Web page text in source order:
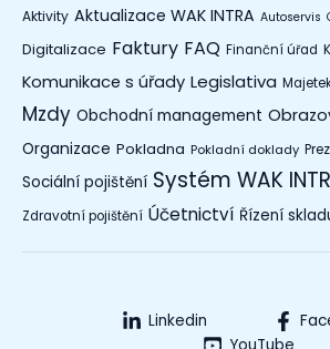
Aktivity Aktualizace WAK INTRA Autoservis
Digitalizace Faktury FAQ Finanční úřad
Komunikace s úřady Legislativa
Mzdy Obchodní management
Organizace Pokladna Pokladní doklady
Sociální pojištění Systém WAK
Zdravotní pojištění Účetnictví Řízení
Linkedin